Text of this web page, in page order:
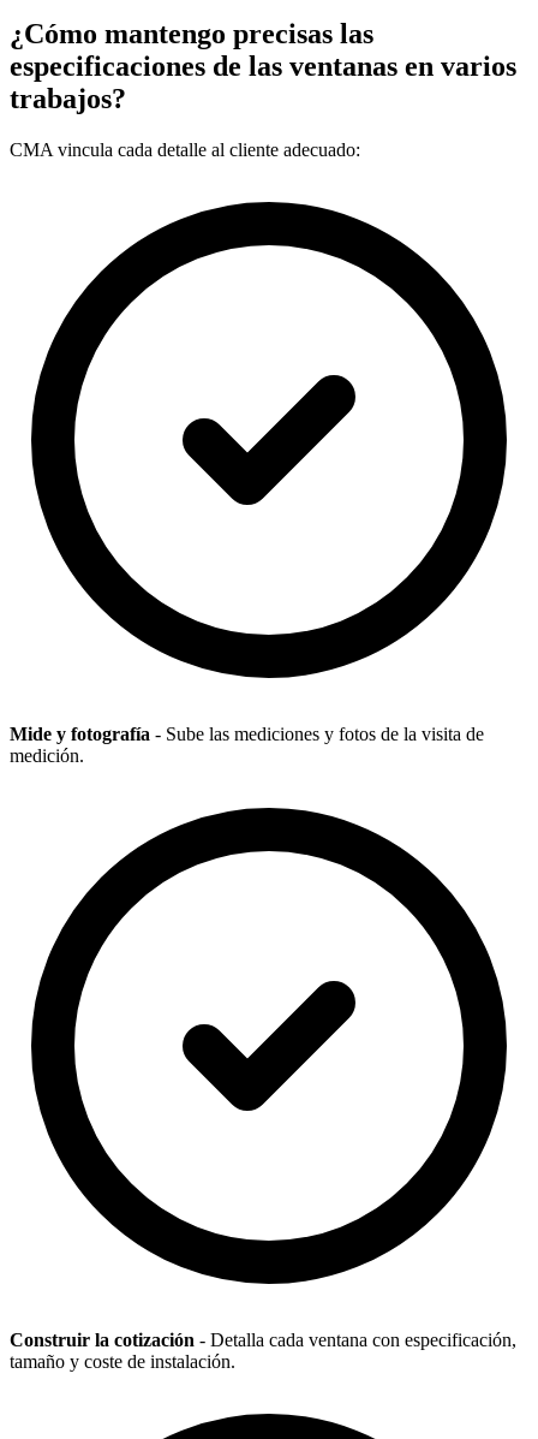
¿Cómo mantengo precisas las
especificaciones de las ventanas en varios
trabajos?
CMA vincula cada detalle al cliente adecuado:
Mide y fotografía - Sube las mediciones y fotos de la visita de
medición.
Construir la cotización - Detalla cada ventana con especificación,
tamaño y coste de instalación.